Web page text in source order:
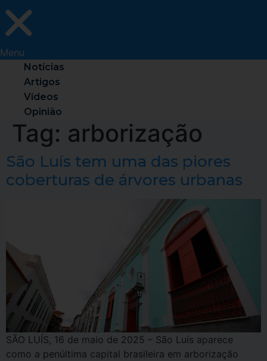
Menu
Notícias
Artigos
Vídeos
Opinião
Tag: arborização
São Luís tem uma das piores
coberturas de árvores urbanas
SÃO LUÍS, 16 de maio de 2025 – São Luís aparece
como a penúltima capital brasileira em arborização